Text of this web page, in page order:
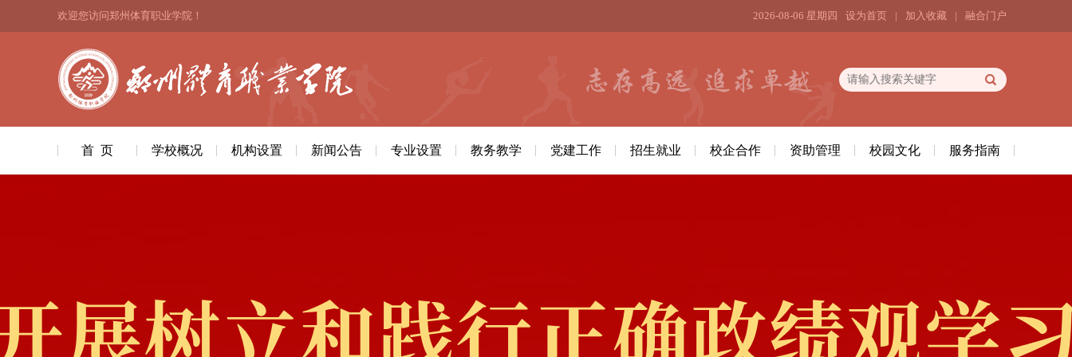
2026-08-06 星期四 设为首页 | 加入收藏 | 融合门户
欢迎您访问郑州体育职业学院！
首 页 学校概况 机构设置 新闻公告 专业设置 教务教学 党建工作 招生就业 校企合作 资助管理 校园文化 服务指南